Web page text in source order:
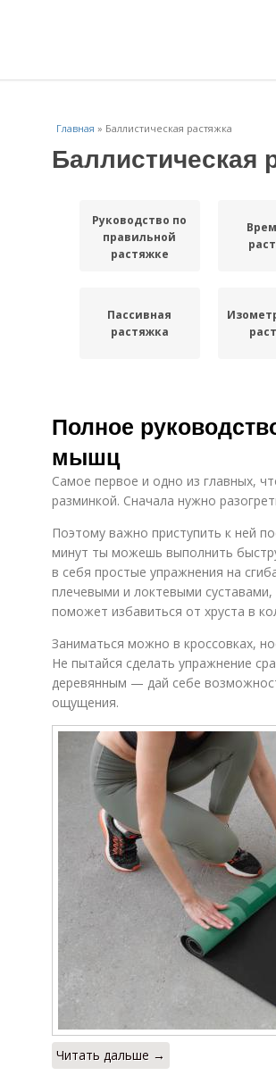
Главная » Баллистическая растяжка
Баллистическая
Руководство по
правильной
растяжке
Пассивная
растяжка
растяжки
Растяжки для
организма
Растяжки для
предотвращения
Растяжки перед
тренировкой
Полное
мышц
Самое первое и одно из главных,
разминкой. Сначала нужно
Поэтому важно приступить к ней
минут ты можешь выполнить
в себя простые упражнения на
плечевыми и локтевыми
поможет избавиться от хруста в
Заниматься можно в кроссовках,
Не пытайся сделать упражнение
деревянным — дай себе
ощущения.
Читать дальше →